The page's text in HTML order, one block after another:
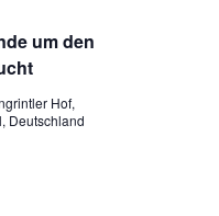
um den
Hof,
Deutschland